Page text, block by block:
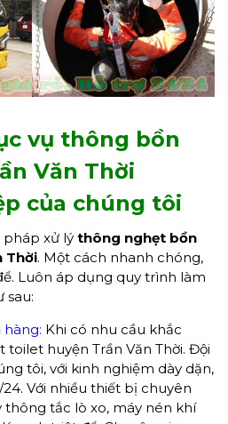
vụ thông bồn
Văn Thời
của chúng tôi
pháp xử lý thông nghẹt bồn
Thời. Một cách nhanh chóng,
Luôn áp dụng quy trình làm
sau:
Khi có nhu cầu khắc
huyện Trần Văn Thời. Đội
tôi, với kinh nghiệm dày dặn,
Với nhiều thiết bị chuyên
thông tắc lò xo, máy nén khí